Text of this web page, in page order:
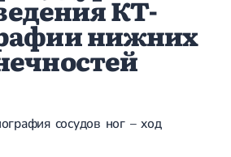
КТ-
нижних
сосудов ног – ход